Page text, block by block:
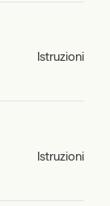
Istruzioni
Istruzioni